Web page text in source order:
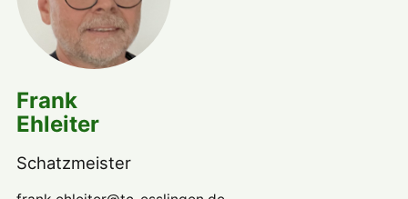
Frank
Ehleiter
Schatzmeister